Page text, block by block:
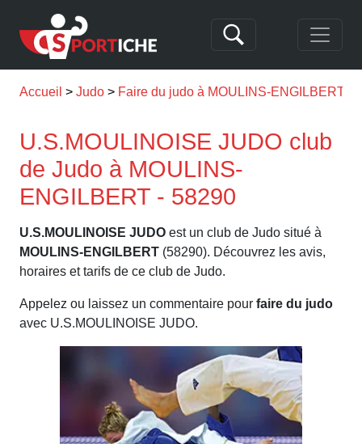
Accueil Judo Faire du judo à MOULINS-ENGILBERT
U.S.MOULINOISE JUDO club
de Judo à MOULINS-
ENGILBERT - 58290
U.S.MOULINOISE JUDO est un club de Judo situé à
MOULINS-ENGILBERT (58290). Découvrez les avis,
horaires et tarifs de ce club de Judo.
Appelez ou laissez un commentaire pour faire du judo
avec U.S.MOULINOISE JUDO.